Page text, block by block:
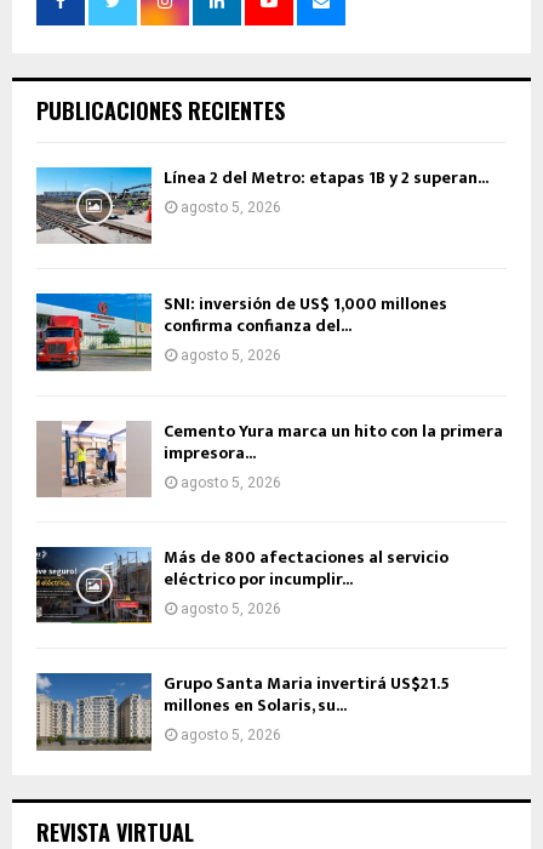
PUBLICACIONES RECIENTES
Línea 2 del Metro: etapas 1B y 2 superan...
agosto 5, 2026
SNI: inversión de US$ 1,000 millones
confirma confianza del...
agosto 5, 2026
Cemento Yura marca un hito con la primera
impresora...
agosto 5, 2026
Más de 800 afectaciones al servicio
eléctrico por incumplir...
agosto 5, 2026
Grupo Santa Maria invertirá US$21.5
millones en Solaris, su...
agosto 5, 2026
REVISTA VIRTUAL